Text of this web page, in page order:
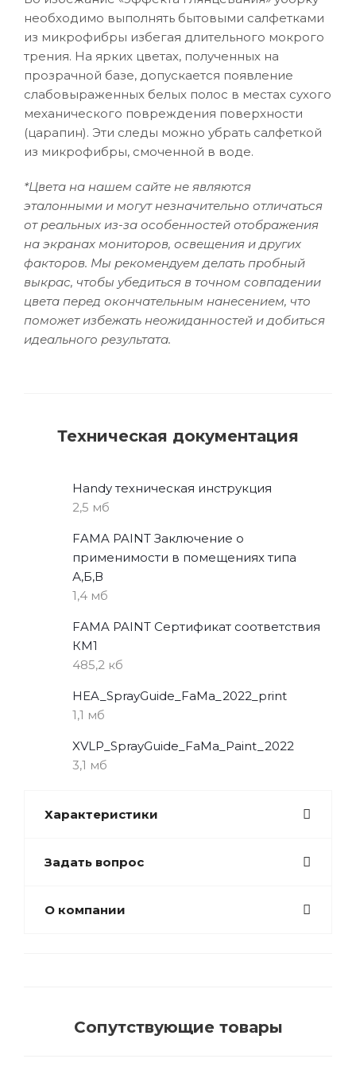
необходимо выполнять бытовыми салфетками
из микрофибры избегая длительного мокрого
трения. На ярких цветах, полученных на
прозрачной базе, допускается появление
слабовыраженных белых полос в местах сухого
механического повреждения поверхности
(царапин). Эти следы можно убрать салфеткой
из микрофибры, смоченной в воде.
*Цвета на нашем сайте не являются
эталонными и могут незначительно отличаться
от реальных из-за особенностей отображения
на экранах мониторов, освещения и других
факторов. Мы рекомендуем делать пробный
выкрас, чтобы убедиться в точном совпадении
цвета перед окончательным нанесением, что
поможет избежать неожиданностей и добиться
идеального результата.
Техническая документация
Handy техническая инструкция
2,5 мб
FAMA PAINT Заключение о
применимости в помещениях типа
А,Б,В
1,4 мб
FAMA PAINT Сертификат соответствия
КМ1
485,2 кб
HEA_SprayGuide_FaMa_2022_print
1,1 мб
XVLP_SprayGuide_FaMa_Paint_2022
3,1 мб
Характеристики
Задать вопрос
О компании
Сопутствующие товары